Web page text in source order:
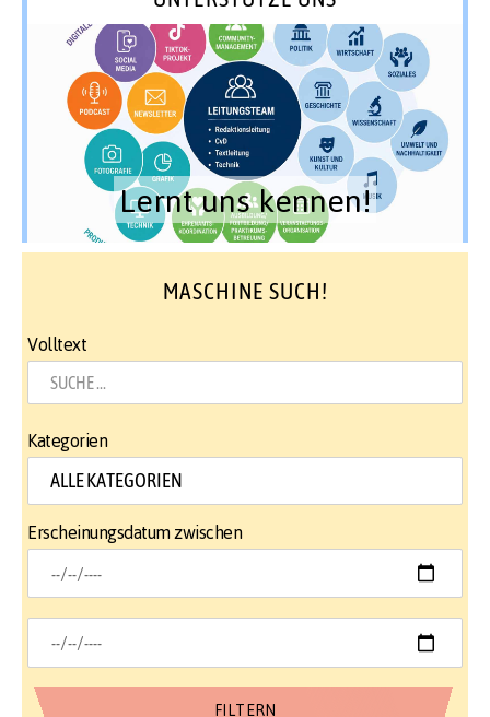
Lernt uns kennen!
MASCHINE SUCH!
Volltext
Kategorien
Erscheinungsdatum zwischen